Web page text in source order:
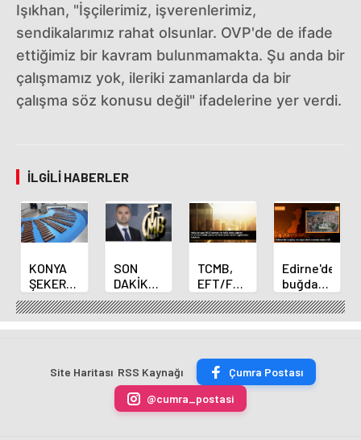
Işıkhan, "İşçilerimiz, işverenlerimiz,
sendikalarımız rahat olsunlar. OVP'de de ifade
ettiğimiz bir kavram bulunmamakta. Şu anda bir
çalışmamız yok, ileriki zamanlarda da bir
çalışma söz konusu değil" ifadelerine yer verdi.
İLGILI HABERLER
KONYA
ŞEKER
YILLIK 7
BİN 500
TON
ÜRETİLECEK
SON
DAKİKA
HABERİ:
Yeni
Merkez
Fatih
Karahan
oldu
TCMB,
EFT/FAST
işlemleri
için
fazla
uygulamasını
kaldırdı
Edirne'de
buğday
ve arpa
ekim
sezonu
erdi
Site Haritası RSS Kaynağı
Çumra Postası
@cumra_postasi